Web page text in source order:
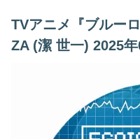
TVアニメ『ブルー
ZA (潔 世一) 2025